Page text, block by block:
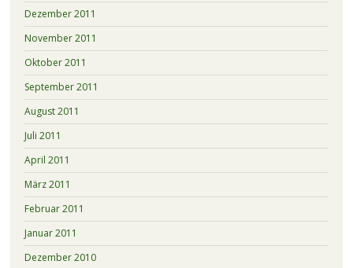
Dezember 2011
November 2011
Oktober 2011
September 2011
August 2011
Juli 2011
April 2011
März 2011
Februar 2011
Januar 2011
Dezember 2010